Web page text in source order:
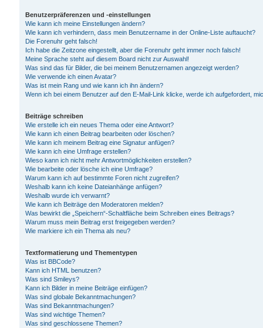
Benutzerpräferenzen und -einstellungen
Wie kann ich meine Einstellungen ändern?
Wie kann ich verhindern, dass mein Benutzername in der Online-Liste auftaucht?
Die Forenuhr geht falsch!
Ich habe die Zeitzone eingestellt, aber die Forenuhr geht immer noch falsch!
Meine Sprache steht auf diesem Board nicht zur Auswahl!
Was sind das für Bilder, die bei meinem Benutzernamen angezeigt werden?
Wie verwende ich einen Avatar?
Was ist mein Rang und wie kann ich ihn ändern?
Wenn ich bei einem Benutzer auf den E-Mail-Link klicke, werde ich aufgefordert,
Beiträge schreiben
Wie erstelle ich ein neues Thema oder eine Antwort?
Wie kann ich einen Beitrag bearbeiten oder löschen?
Wie kann ich meinem Beitrag eine Signatur anfügen?
Wie kann ich eine Umfrage erstellen?
Wieso kann ich nicht mehr Antwortmöglichkeiten erstellen?
Wie bearbeite oder lösche ich eine Umfrage?
Warum kann ich auf bestimmte Foren nicht zugreifen?
Weshalb kann ich keine Dateianhänge anfügen?
Weshalb wurde ich verwarnt?
Wie kann ich Beiträge den Moderatoren melden?
Was bewirkt die „Speichern“-Schaltfläche beim Schreiben eines Beitrags?
Warum muss mein Beitrag erst freigegeben werden?
Wie markiere ich ein Thema als neu?
Textformatierung und Thementypen
Was ist BBCode?
Kann ich HTML benutzen?
Was sind Smileys?
Kann ich Bilder in meine Beiträge einfügen?
Was sind globale Bekanntmachungen?
Was sind Bekanntmachungen?
Was sind wichtige Themen?
Was sind geschlossene Themen?